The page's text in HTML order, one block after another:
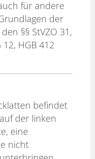
für andere
der
§§ StVZO 31,
12, HGB 412
befindet
der linken
eine
nicht